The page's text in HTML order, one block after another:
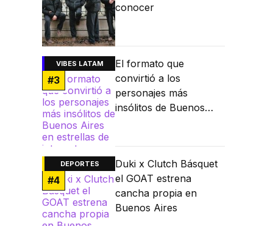
conocer
VIBES LATAM
#3
El formato que
convirtió a los
personajes más
insólitos de Buenos
DEPORTES
#4
Duki x Clutch Básquet
el GOAT estrena
cancha propia en
Buenos Aires